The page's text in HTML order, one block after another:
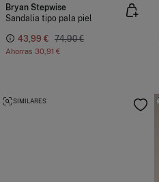
Bryan Stepwise
Sandalia tipo pala piel
43,99 € 74,90 €
Ahorras 30,91 €
SIMILARES